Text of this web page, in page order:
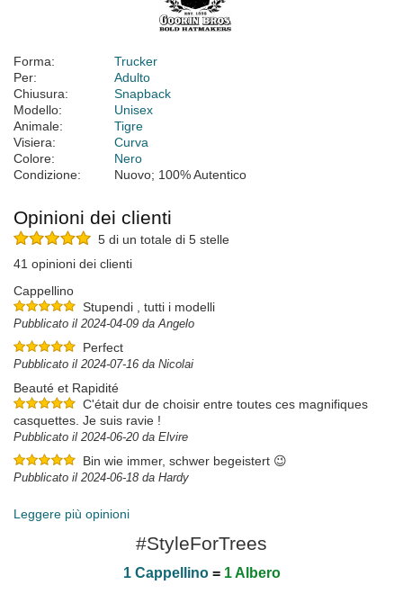
Forma:
Trucker
Per:
Adulto
Chiusura:
Snapback
Modello:
Unisex
Animale:
Tigre
Visiera:
Curva
Colore:
Nero
Condizione:
Nuovo; 100% Autentico
Opinioni dei clienti
5 di un totale di 5 stelle
41 opinioni dei clienti
Cappellino
Stupendi , tutti i modelli
Pubblicato il 2024-04-09 da Angelo
Perfect
Pubblicato il 2024-07-16 da Nicolai
Beauté et Rapidité
C'était dur de choisir entre toutes ces magnifiques
casquettes. Je suis ravie !
Pubblicato il 2024-06-20 da Elvire
Bin wie immer, schwer begeistert 😉
Pubblicato il 2024-06-18 da Hardy
Leggere più opinioni
#StyleForTrees
1 Cappellino= 1 Albero